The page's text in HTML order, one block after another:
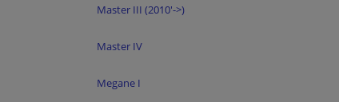
Master III (2010'->)
Master IV
Megane I